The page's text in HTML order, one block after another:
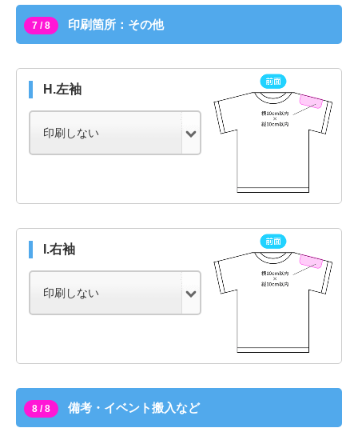
7 / 8 印刷箇所：その他
H.左袖
I.右袖
8 / 8 備考・イベント搬入など